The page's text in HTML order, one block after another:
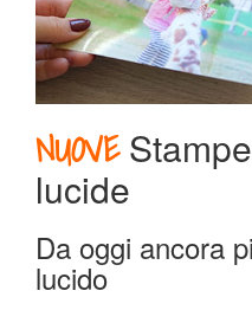
Calendario
Style
Calendari
Speciali
da
tavolo
NUOVE
lucide
Da oggi ancora
lucido